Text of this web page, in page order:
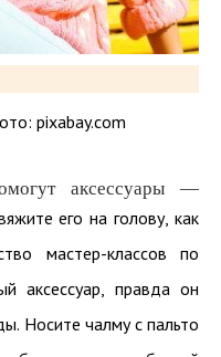
pixabay.com
аксессуары —
его на голову, как
мастер-классов по
аксессуар, правда он
Носите чалму с пальто